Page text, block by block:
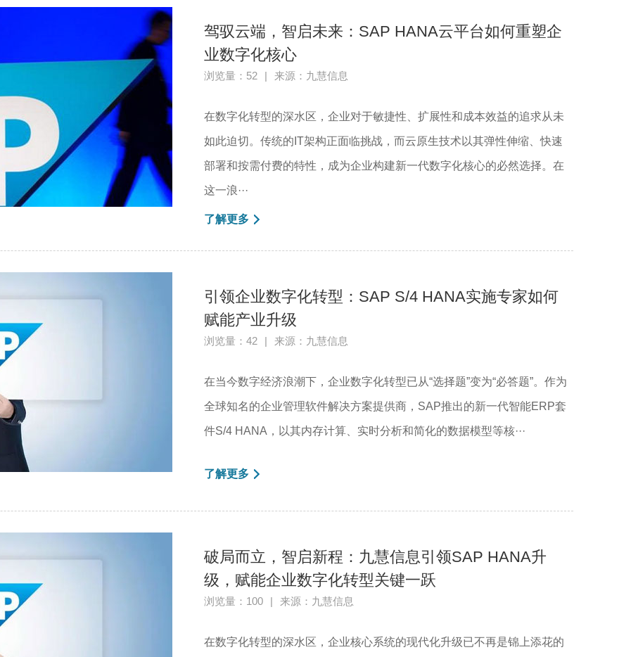
驾驭云端，智启未来：SAP HANA云平台如何重塑企
业数字化核心
浏览量：52 | 来源：九慧信息
在数字化转型的深水区，企业对于敏捷性、扩展性和成本效益的追求从未
如此迫切。传统的IT架构正面临挑战，而云原生技术以其弹性伸缩、快速
部署和按需付费的特性，成为企业构建新一代数字化核心的必然选择。在
这一浪···
了解更多
引领企业数字化转型：SAP S/4 HANA实施专家如何
赋能产业升级
浏览量：42 | 来源：九慧信息
在当今数字经济浪潮下，企业数字化转型已从“选择题”变为“必答题”。作为
全球知名的企业管理软件解决方案提供商，SAP推出的新一代智能ERP套
件S/4 HANA，以其内存计算、实时分析和简化的数据模型等核···
了解更多
破局而立，智启新程：九慧信息引领SAP HANA升
级，赋能企业数字化转型关键一跃
浏览量：100 | 来源：九慧信息
在数字化转型的深水区，企业核心系统的现代化升级已不再是锦上添花的